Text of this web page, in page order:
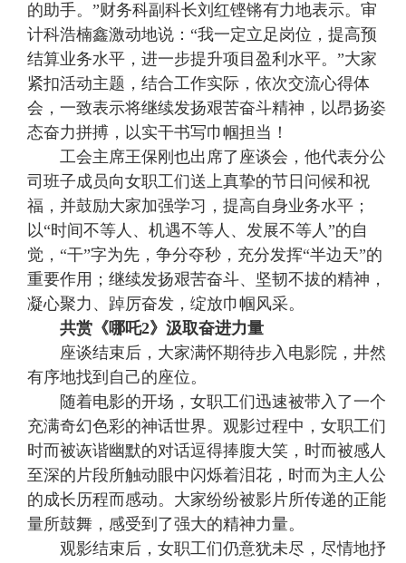
的助手。”财务科副科长刘红铿锵有力地表示。审
计科浩楠鑫激动地说：“我一定立足岗位，提高预
结算业务水平，进一步提升项目盈利水平。”大家
紧扣活动主题，结合工作实际，依次交流心得体
会，一致表示将继续发扬艰苦奋斗精神，以昂扬姿
态奋力拼搏，以实干书写巾帼担当！
工会主席王保刚也出席了座谈会，他代表分公
司班子成员向女职工们送上真挚的节日问候和祝
福，并鼓励大家加强学习，提高自身业务水平；
以“时间不等人、机遇不等人、发展不等人”的自
觉，“干”字为先，争分夺秒，充分发挥“半边天”的
重要作用；继续发扬艰苦奋斗、坚韧不拔的精神，
凝心聚力、踔厉奋发，绽放巾帼风采。
共赏《哪吒2》汲取奋进力量
座谈结束后，大家满怀期待步入电影院，井然
有序地找到自己的座位。
随着电影的开场，女职工们迅速被带入了一个
充满奇幻色彩的神话世界。观影过程中，女职工们
时而被诙谐幽默的对话逗得捧腹大笑，时而被感人
至深的片段所触动眼中闪烁着泪花，时而为主人公
的成长历程而感动。大家纷纷被影片所传递的正能
量所鼓舞，感受到了强大的精神力量。
观影结束后，女职工们仍意犹未尽，尽情地抒